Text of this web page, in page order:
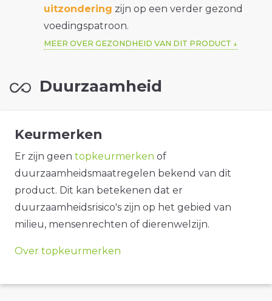
uitzondering zijn op een verder gezond
voedingspatroon.
MEER OVER GEZONDHEID VAN DIT PRODUCT
Duurzaamheid
Keurmerken
Er zijn geen topkeurmerken of
duurzaamheidsmaatregelen bekend van dit
product. Dit kan betekenen dat er
duurzaamheidsrisico's zijn op het gebied van
milieu, mensenrechten of dierenwelzijn.
Over topkeurmerken